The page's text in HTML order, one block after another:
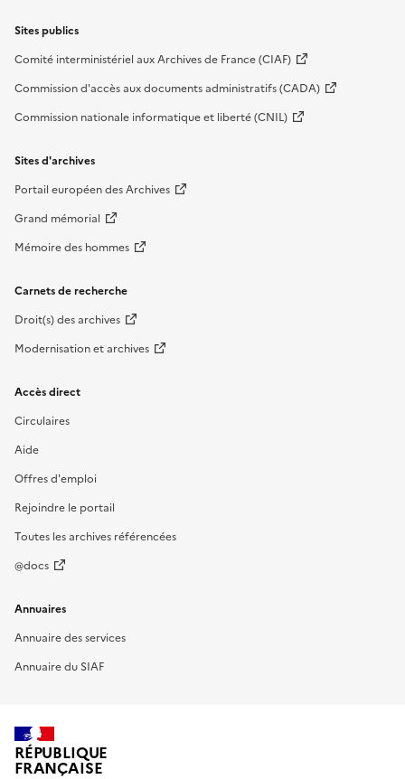
Sites publics
Comité interministériel aux Archives de France (CIAF)
Commission d'accès aux documents administratifs (CADA)
Commission nationale informatique et liberté (CNIL)
Sites d'archives
Portail européen des Archives
Grand mémorial
Mémoire des hommes
Carnets de recherche
Droit(s) des archives
Modernisation et archives
Accès direct
Circulaires
Aide
Offres d'emploi
Rejoindre le portail
Toutes les archives référencées
@docs
Annuaires
Annuaire des services
Annuaire du SIAF
RÉPUBLIQUE
FRANÇAISE